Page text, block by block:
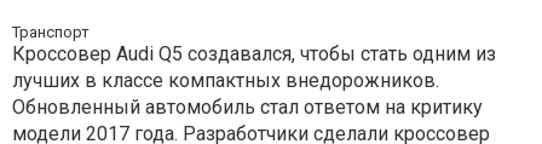
Транспорт
Кроссовер Audi Q5 создавался, чтобы стать одним из
лучших в классе компактных внедорожников.
Обновленный автомобиль стал ответом на критику
модели 2017 года. Разработчики сделали кроссовер